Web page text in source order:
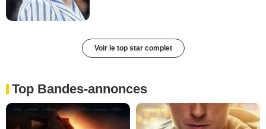
Voir le top star complet
Top Bandes-annonces